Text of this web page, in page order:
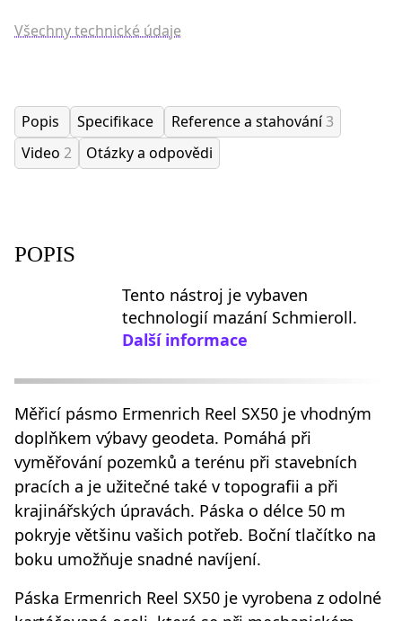
Všechny technické údaje
Popis Specifikace Reference a stahování3
Video 2 Otázky a odpovědi
POPIS
Tento nástroj je vybaven
technologií mazání Schmieroll.
Další informace
Měřicí pásmo Ermenrich Reel SX50 je vhodným
doplňkem výbavy geodeta. Pomáhá při
vyměřování pozemků a terénu při stavebních
pracích a je užitečné také v topografii a při
krajinářských úpravách. Páska o délce 50 m
pokryje většinu vašich potřeb. Boční tlačítko na
boku umožňuje snadné navíjení.
Páska Ermenrich Reel SX50 je vyrobena z odolné